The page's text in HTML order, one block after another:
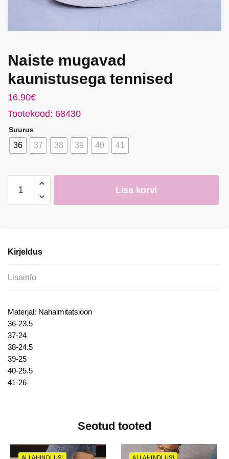
Naiste mugavad
kaunistusega tennised
16.90€
Tootekood: 68430
Suurus
36 37 38 39 40 41
mugavad
kaunistusega
Lisa korvi
Kirjeldus
Lisainfo
Materjal: Nahaimitatsioon
36-23.5
37-24
38-24.5
39-25
40-25.5
41-26
Seotud tooted
ALLAHINDLUS! ALLAHINDLUS!